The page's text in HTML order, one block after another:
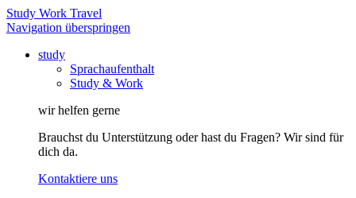
Study Work Travel
Navigation überspringen
study
Sprachaufenthalt
Study & Work
wir helfen gerne
Brauchst du Unterstützung oder hast du Fragen? Wir sind für
dich da.
Kontaktiere uns